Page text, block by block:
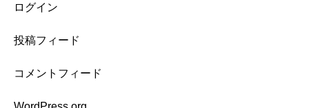
ログイン
投稿フィード
コメントフィード